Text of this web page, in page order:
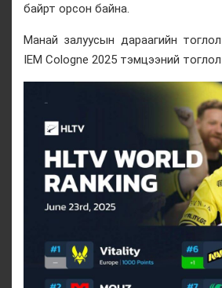
байрт орсон байна.
Манай залуусын дараагийн
IEM Cologne 2025 тэмцээний